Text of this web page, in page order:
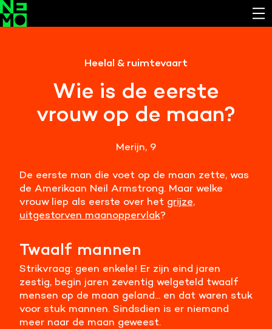
Heelal & ruimtevaart
Wie is de eerste
vrouw op de maan?
Merijn, 9
De eerste man die voet op de maan zette, was
de Amerikaan Neil Armstrong. Maar welke
vrouw liep als eerste over het grijze,
uitgestorven maanoppervlak?
Twaalf mannen
Strikvraag: geen enkele! Er zijn eind jaren
zestig, begin jaren zeventig welgeteld twaalf
mensen op de maan geland... en dat waren stuk
voor stuk mannen. Sindsdien is er niemand
meer naar de maan geweest.
Cookies van derde partijen
Noodzakelijk om content van externe bronnen te
Analystische cookies
verbeteren.
Marketing cookies
Verzamelt informatie over de klantreis.
Deze website maakt gebruik van cookies. Pas hier
je voorkeuren aan.
Meer informatie
Alle cookies accepteren